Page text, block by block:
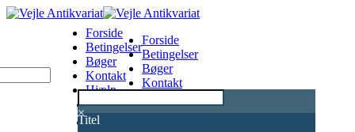
×
Titel
Forside
Betingelser
Bøger
Kontakt
Hjælp
0
Forside
Betingelser
Bøger
Kontakt